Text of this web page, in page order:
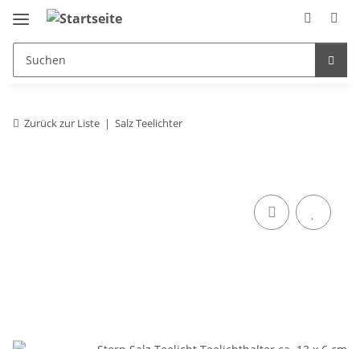
Zurück zur Liste Salz Teelichter